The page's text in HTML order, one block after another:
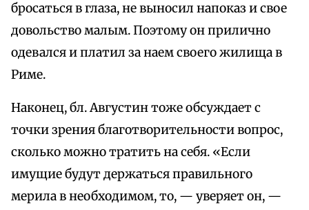
бросаться в глаза, не выносил напоказ и свое
довольство малым. Поэтому он прилично
одевался и платил за наем своего жилища в
Риме.
Наконец, бл. Августин тоже обсуждает с
точки зрения благотворительности вопрос,
сколько можно тратить на себя. «Если
имущие будут держаться правильного
мерила в необходимом, то, — уверяет он, —